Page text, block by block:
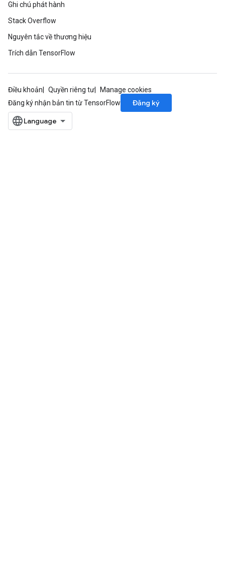
Ghi chú phát hành
Stack Overflow
Nguyên tắc về thương hiệu
Trích dẫn TensorFlow
Điều khoản Quyền riêng tư
Manage cookies
Đăng ký nhận bản tin từ TensorFlow
Đăng ký